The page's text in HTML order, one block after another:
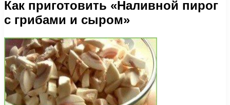
Как приготовить «Наливной пирог
с грибами и сыром»